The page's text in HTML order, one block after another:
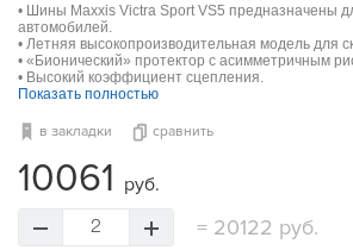
• Шины Maxxis Victra Sport VS5 предназначены
автомобилей.
• Летняя высокопроизводительная модель для
• «Бионический» протектор с асимметричным
• Высокий коэффициент сцепления.
Показать полностью
в закладки сравнить
10061 руб.
2 =20122 руб.